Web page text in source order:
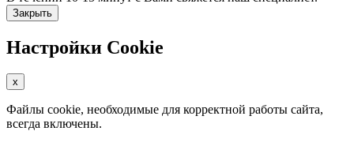
Закрыть
Настройки Cookie
x
Файлы cookie, необходимые для корректной работы сайта,
всегда включены.